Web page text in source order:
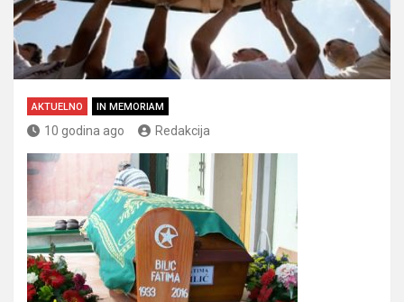
AKTUELNO IN MEMORIAM
10 godina ago Redakcija